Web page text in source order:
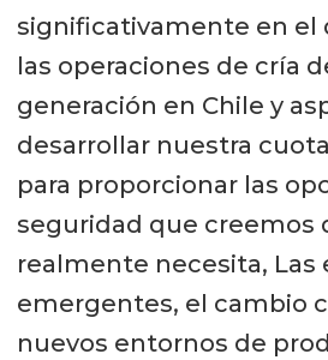
significativamente en el
las operaciones de cría
generación en Chile y
desarrollar nuestra
para proporcionar las
seguridad que creemos
realmente necesita,
emergentes, el cambio
nuevos entornos de